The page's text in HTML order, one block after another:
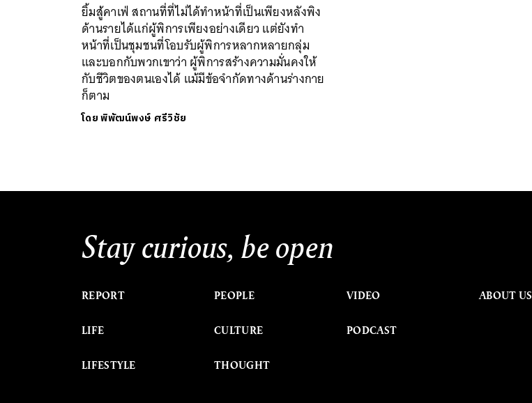
ยิ้มสู้คาเฟ่ สถานที่ที่ไม่ได้ทำหน้าที่เป็นเพียงหลังพิง
ด้านรายได้แก่ผู้พิการเพียงอย่างเดียว แต่ยังทำ
หน้าที่เป็นชุมชนที่โอบรับผู้พิการหลากหลายกลุ่ม
และบอกกับพวกเขาว่า ผู้พิการสร้างความมั่นคงให้
กับชีวิตของตนเองได้ แม้มีข้อจำกัดทางด้านร่างกาย
ก็ตาม
โดยพิพัฒน์พงษ์ ศรีวิชัย
Stay curious, be open
REPORT
LIFE
LIFESTYLE
PEOPLE
CULTURE
THOUGHT
VIDEO
PODCAST
ABOUT US